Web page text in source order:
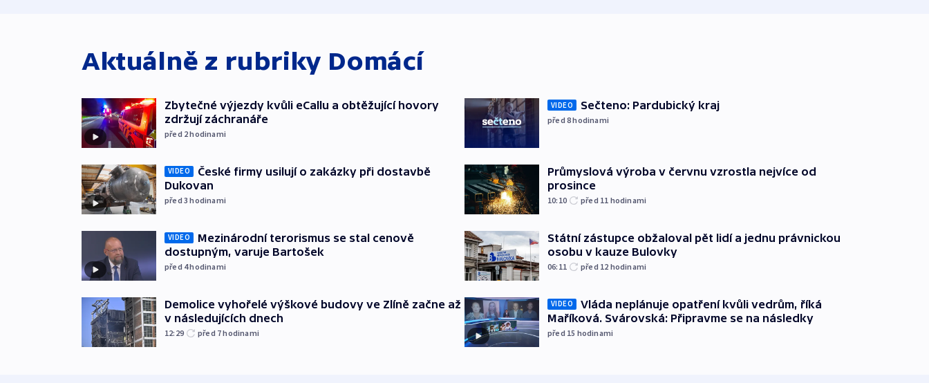
Aktuálně z rubriky Domácí
Zbytečné výjezdy kvůli eCallu a obtěžující hovory
zdržují záchranáře
před 2hodinami
VIDEO
České firmy usilují o zakázky při dostavbě
Dukovan
před 3hodinami
VIDEO
Mezinárodní terorismus se stal cenově
dostupným, varuje Bartošek
před 4hodinami
Demolice vyhořelé výškové budovy ve Zlíně začne až
v následujících dnech
12:29 před 7hodinami
VIDEO Sečteno: Pardubický kraj
před 8hodinami
Průmyslová výroba v červnu vzrostla nejvíce od
prosince
10:10 před 11 hodinami
Státní zástupce obžaloval pět lidí a jednu právnickou
osobu v kauze Bulovky
06:11 před 12 hodinami
VIDEO
Vláda neplánuje opatření kvůli vedrům, říká
Maříková. Svárovská: Připravme se na následky
před 15 hodinami